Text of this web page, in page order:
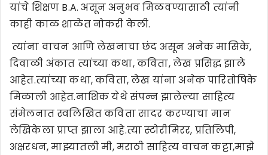
यांचे शिक्षण B.A. असून अनुभव मिळवण्यासाठी त्यांनी
काही काळ शाळेत नोकरी केली.
त्यांना वाचन आणि लेखनाचा छंद असून अनेक मासिके,
दिवाळी अंकात त्यांच्या कथा, कविता, लेख प्रसिद्ध झाले
आहेत.त्यांच्या कथा, कविता, लेख यांना अनेक पारितोषिके
मिळाली आहेत.नाशिक येथे संपन्न झालेल्या साहित्य
संमेलनात स्वलिखित कविता सादर करण्याचा मान
लेखिकेला प्राप्त झाला आहे.त्या स्टोरीमिरर, प्रतिलिपी,
अक्षरधन, माझ्यातली मी, मराठी साहित्य वाचन कट्टा,माझे